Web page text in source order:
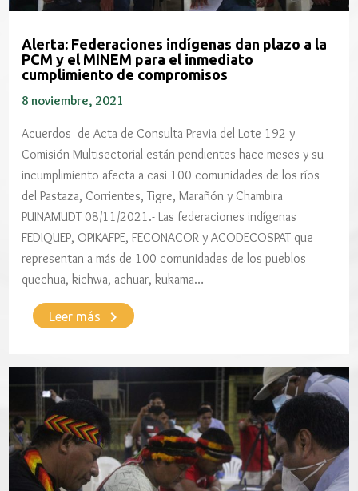
Alerta: Federaciones indígenas dan plazo a la
PCM y el MINEM para el inmediato
cumplimiento de compromisos
8 noviembre, 2021
Acuerdos de Acta de Consulta Previa del Lote 192 y
Comisión Multisectorial están pendientes hace meses y su
incumplimiento afecta a casi 100 comunidades de los ríos
del Pastaza, Corrientes, Tigre, Marañón y Chambira
PUINAMUDT 08/11/2021.- Las federaciones indígenas
FEDIQUEP, OPIKAFPE, FECONACOR y ACODECOSPAT que
representan a más de 100 comunidades de los pueblos
quechua, kichwa, achuar, kukama…
Leer más keyboard_arrow_right